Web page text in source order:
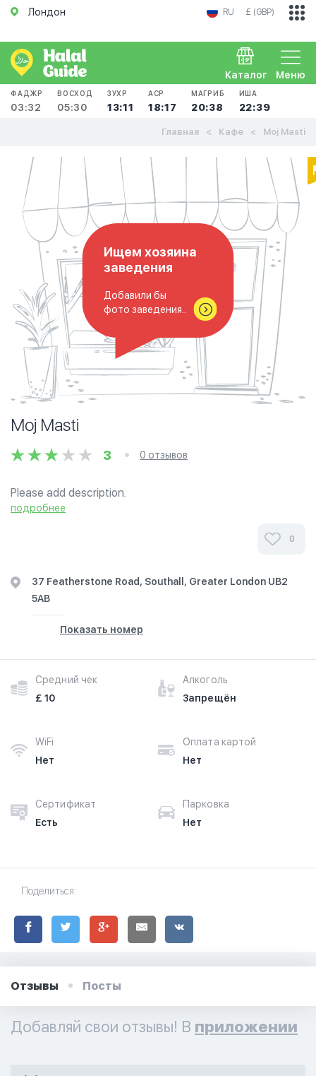
Лондон RU £ (GBP)
Меню
Каталог
ФАДЖР
03:32
ВОСХОД
05:30
ЗУХР
13:11
АСР
18:17
МАГРИБ
20:38
ИША
22:39
Главная Кафе Moj Masti
Ищем хозяина
заведения
Добавили бы
фото заведения..
Moj Masti
3 0 отзывов
Please add description.
подробнее
0
37 Featherstone Road, Southall, Greater London UB2
5AB
Показать номер
Средний чек
£ 10
Алкоголь
Запрещён
WiFi
Нет
Оплата картой
Нет
Сертификат
Есть
Парковка
Нет
Поделиться:
Отзывы Посты
Добавляй свои отзывы! В приложении